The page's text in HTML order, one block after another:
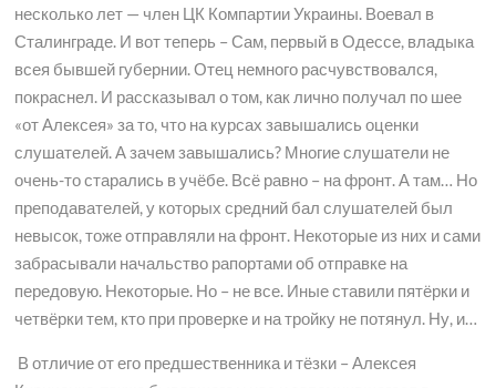
несколько лет — член ЦК Компартии Украины. Воевал в
Сталинграде. И вот теперь – Сам, первый в Одессе, владыка
всея бывшей губернии. Отец немного расчувствовался,
покраснел. И рассказывал о том, как лично получал по шее
«от Алексея» за то, что на курсах завышались оценки
слушателей. А зачем завышались? Многие слушатели не
очень-то старались в учёбе. Всё равно – на фронт. А там… Но
преподавателей, у которых средний бал слушателей был
невысок, тоже отправляли на фронт. Некоторые из них и сами
забрасывали начальство рапортами об отправке на
передовую. Некоторые. Но – не все. Иные ставили пятёрки и
четвёрки тем, кто при проверке и на тройку не потянул. Ну, и…
В отличие от его предшественника и тёзки – Алексея